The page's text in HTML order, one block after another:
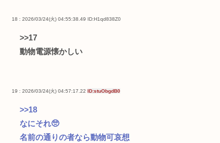
18 : 2026/03/24(火) 04:55:38.49 ID:H1qd838Z0
>>17
動物電源懐かしい
19 : 2026/03/24(火) 04:57:17.22 ID:stuObgdB0
>>18
なにそれ🥺
名前の通りの者なら動物可哀想